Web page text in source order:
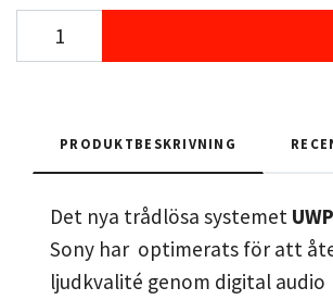
PRODUKTBESKRIVNING
Det nya trådlösa systemet
Sony har optimerats för att
ljudkvalité genom digital audio